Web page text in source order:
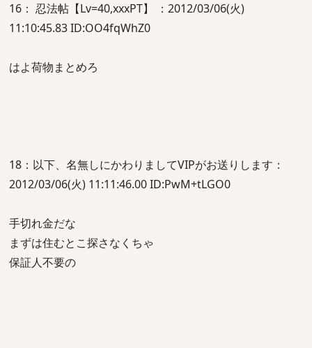
16： 忍法帖【Lv=40,xxxPT】 ：2012/03/06(火)
11:10:45.83 ID:OO4fqWhZ0
はよ荷物まとめろ
18：以下、名無しにかわりましてVIPがお送りします：
2012/03/06(火) 11:11:46.00 ID:PwM+tLGO0
手切れ金だな
まずは住むとこ探さなくちゃ
保証人不要の